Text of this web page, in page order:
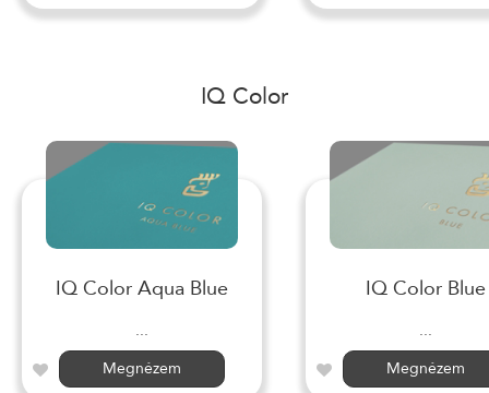
IQ Color
IQ Color Aqua Blue
...
Megnézem
IQ Color Blue
...
Megnézem